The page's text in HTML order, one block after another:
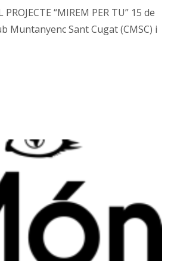
PROJECTE “MIREM PER TU” 15 de
Muntanyenc Sant Cugat (CMSC) i